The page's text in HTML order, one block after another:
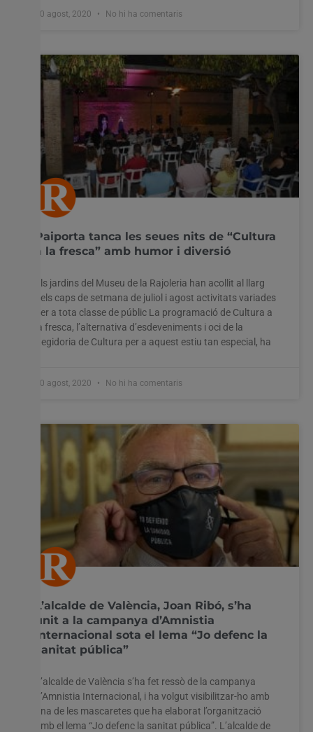
10 agost, 2020 No hi ha comentaris
Paiporta tanca les seues nits de “Cultura
a la fresca” amb humor i diversió
Els jardins del Museu de la Rajoleria han acollit al llarg
dels caps de setmana de juliol i agost activitats variades
per a tota classe de públic La programació de Cultura a
la fresca, l’alternativa d’esdeveniments i oci de la
Regidoria de Cultura per a aquest estiu tan especial, ha
10 agost, 2020 No hi ha comentaris
L’alcalde de València, Joan Ribó, s’ha
unit a la campanya d’Amnistia
Internacional sota el lema “Jo defenc la
sanitat pública”
L’alcalde de València s’ha fet ressò de la campanya
d’Amnistia Internacional, i ha volgut visibilitzar-ho amb
una de les mascaretes que ha elaborat l’organització
amb el lema “Jo defenc la sanitat pública”. L’alcalde de